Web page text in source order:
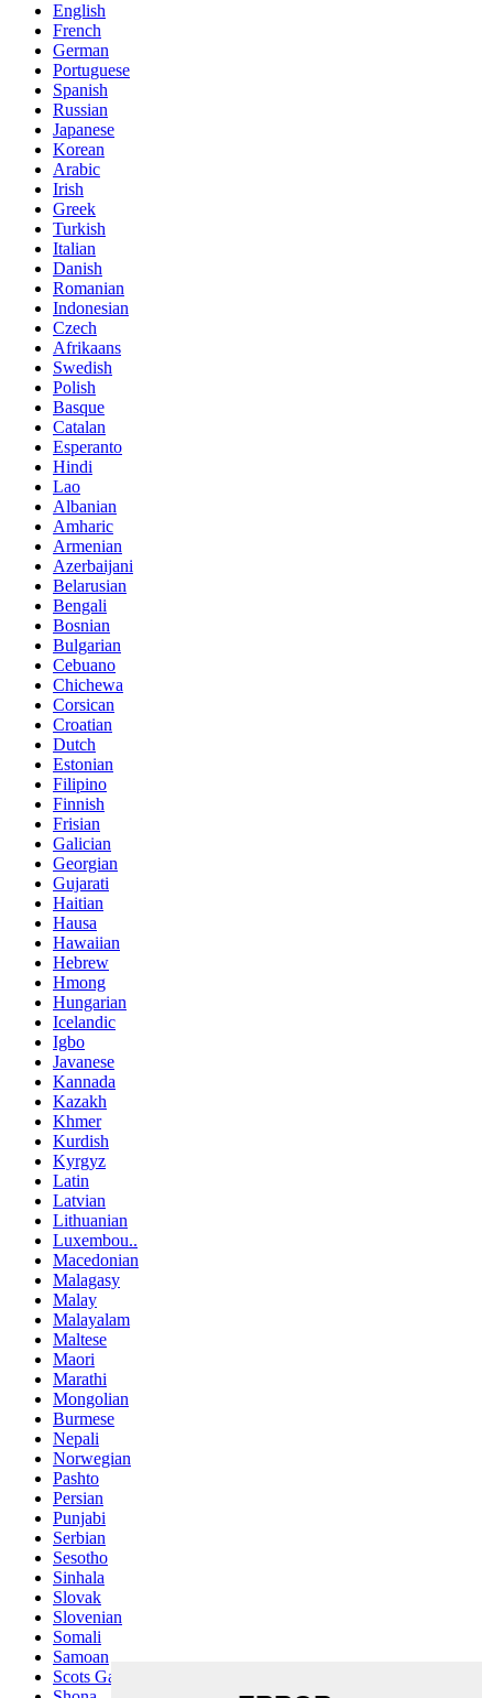
English
French
German
Portuguese
Spanish
Russian
Japanese
Korean
Arabic
Irish
Greek
Turkish
Italian
Danish
Romanian
Indonesian
Czech
Afrikaans
Swedish
Polish
Basque
Catalan
Esperanto
Hindi
Lao
Albanian
Amharic
Armenian
Azerbaijani
Belarusian
Bengali
Bosnian
Bulgarian
Cebuano
Chichewa
Corsican
Croatian
Dutch
Estonian
Filipino
Finnish
Frisian
Galician
Georgian
Gujarati
Haitian
Hausa
Hawaiian
Hebrew
Hmong
Hungarian
Icelandic
Igbo
Javanese
Kannada
Kazakh
Khmer
Kurdish
Kyrgyz
Latin
Latvian
Lithuanian
Luxembou..
Macedonian
Malagasy
Malay
Malayalam
Maltese
Maori
Marathi
Mongolian
Burmese
Nepali
Norwegian
Pashto
Persian
Punjabi
Serbian
Sesotho
Sinhala
Slovak
Slovenian
Somali
Samoan
Scots Gaelic